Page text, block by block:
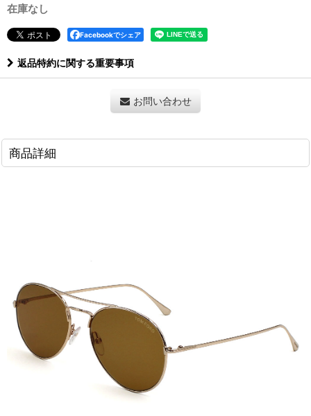
在庫なし
Facebookでシェア
返品特約に関する重要事項
お問い合わせ
商品詳細